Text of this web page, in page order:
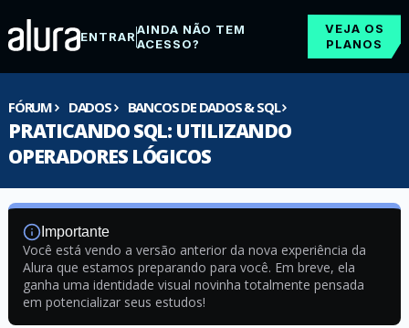
ENTRARAINDA NÃO TEM
ACESSO?
VEJA OS
PLANOS
FÓRUM DADOS BANCOS DE DADOS & SQL
PRATICANDO SQL: UTILIZANDO
OPERADORES LÓGICOS
Importante
Você está vendo a versão anterior da nova experiência da
Alura que estamos preparando para você. Em breve, ela
ganha uma identidade visual novinha totalmente pensada
em potencializar seus estudos!